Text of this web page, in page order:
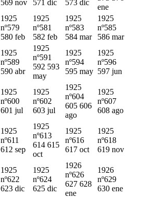
569 nov
571 dic
573 dic
ene
1925
nº579
580 feb
1925
nº581
582 feb
1925
nº583
584 mar
1925
nº585
586 mar
1925
nº589
590 abr
1925
nº591
592 593
may
1925
nº594
595 may
1925
nº596
597 jun
1925
nº600
601 jul
1925
nº602
603 jul
1925
nº604
605 606
ago
1925
nº607
608 ago
1925
nº611
612 sep
1925
nº613
614 615
oct
1925
nº616
617 oct
1925
nº618
619 nov
1925
nº622
623 dic
1925
nº624
625 dic
1926
nº626
627 628
ene
1926
nº629
630 ene